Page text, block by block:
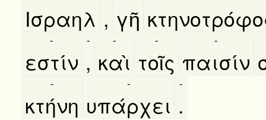
Ισραηλ , γῆ
εστίν
-
,
-
καὶ
-
τοῖς
-
παισίν
-
κτήνη
-
υπάρχει
-
.
-